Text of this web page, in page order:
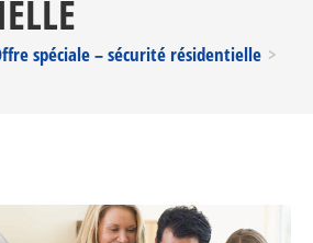
spéciale – sécurité résidentielle >